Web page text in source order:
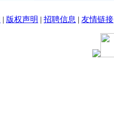
| 版权声明 | 招聘信息 | 友情链接